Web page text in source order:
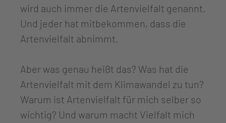
wird auch immer die Artenvielfalt genannt.
Und jeder hat mitbekommen, dass die
Artenvielfalt abnimmt.
Aber was genau heißt das? Was hat die
Artenvielfalt mit dem Klimawandel zu tun?
Warum ist Artenvielfalt für mich selber so
wichtig? Und warum macht Vielfalt mich